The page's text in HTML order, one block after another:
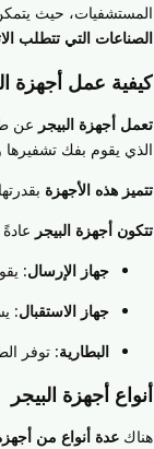
المستشفيات، حيث
الصناعات التي تتطلب
كيفية عمل أجهزة
تعمل أجهزة البيجر عن
الذي يقوم بفك
تتميز هذه الأجهزة
تتكون أجهزة البيجر
جهاز الإرسال:
جهاز الاستقبال:
البطارية: توفر
أنواع أجهزة البيجر
هناك عدة أنواع من